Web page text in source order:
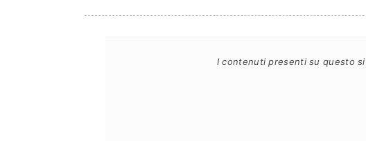
I contenuti presenti su questo